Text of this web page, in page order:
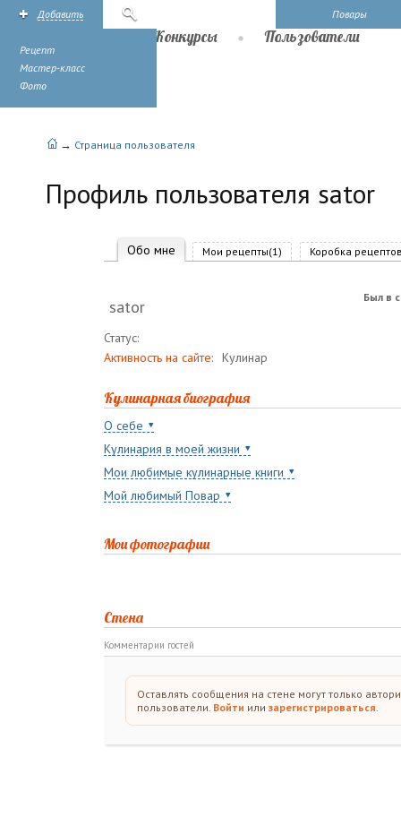
Повары
Добавить
Рецепт
Мастер-класс
Фото
Конкурсы Пользователи
→ Страница пользователя
Профиль пользователя sator
Обо мне Мои рецепты(1) Коробка
sator Был в
Статус:
Активность на сайте: Кулинар
Кулинарная биография
О себе
Кулинария в моей жизни
Мои любимые кулинарные книги
Мой любимый Повар
Мои фотографии
Стена
Комментарии гостей
Оставлять сообщения на стене могут только
пользователи. Войти или зарегистрироваться.